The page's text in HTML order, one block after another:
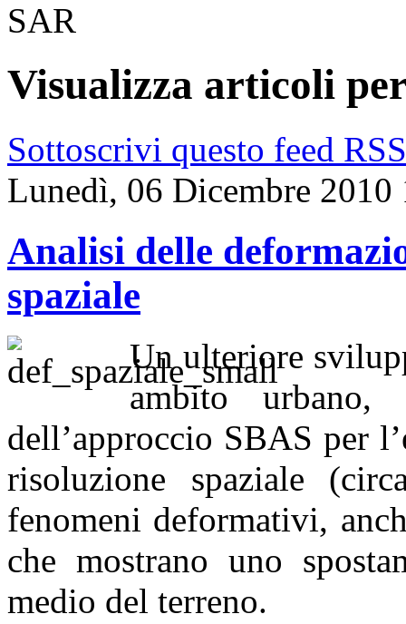
SAR
Visualizza articoli
Sottoscrivi questo feed RSS
Lunedì, 06 Dicembre 2010
Analisi delle
spaziale
Un ulteriore
ambito
dell’approccio SBAS per
risoluzione spaziale
fenomeni deformativi,
che mostrano uno
medio del terreno.